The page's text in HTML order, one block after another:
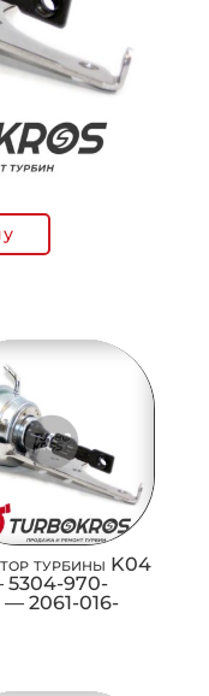
турбины K04
5304-970-
2061-016-